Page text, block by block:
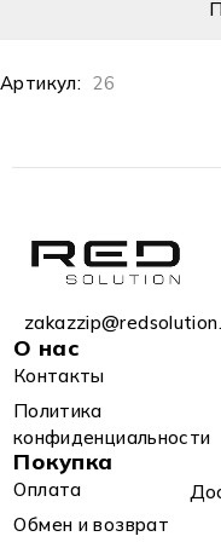
Артикул: 26
О нас
Контакты
Политика
конфиденциальности
Покупка
Оплата
Обмен и возврат